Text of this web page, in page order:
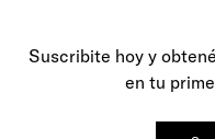
Suscribite hoy y
en tu